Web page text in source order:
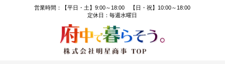
営業時間：【平日・土】9:00～18:00 【日・祝】10:00～18:00
定休日：毎週水曜日